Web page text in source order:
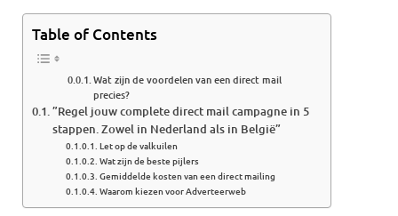
Table of Contents
Wat zijn de voordelen van een direct mail
precies?
”Regel jouw complete direct mail campagne in 5
stappen. Zowel in Nederland als in België”
Let op de valkuilen
Wat zijn de beste pijlers
Gemiddelde kosten van een direct mailing
Waarom kiezen voor Adverteerweb